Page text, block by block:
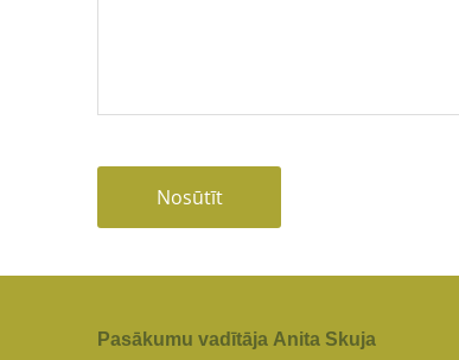
Pasākumu vadītāja Anita Skuja